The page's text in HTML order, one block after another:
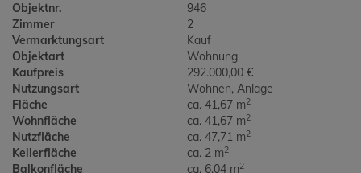
Objektnr.
946
Zimmer
2
Vermarktungsart
Kauf
Objektart
Wohnung
Kaufpreis
292.000,00 €
Nutzungsart
Wohnen Anlage
Fläche
ca. 41,67 m2
Wohnfläche ca. 41,67 m2
Nutzfläche ca. 47,71 m2
Kellerfläche ca. 2 m2
Balkonfläche ca. 6,04 m2